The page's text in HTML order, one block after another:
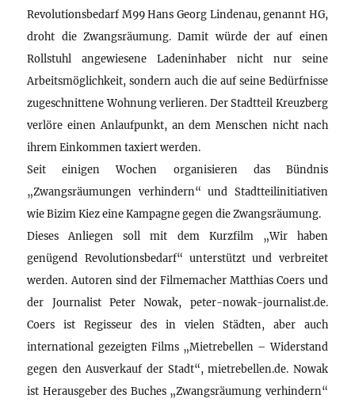
Revolutionsbedarf M99 Hans Georg Lindenau, genannt HG,
droht die Zwangsräumung. Damit würde der auf einen
Rollstuhl angewiesene Ladeninhaber nicht nur seine
Arbeitsmöglichkeit, sondern auch die auf seine Bedürfnisse
zugeschnittene Wohnung verlieren. Der Stadtteil Kreuzberg
verlöre einen Anlaufpunkt, an dem Menschen nicht nach
ihrem Einkommen taxiert werden.
Seit einigen Wochen organisieren das Bündnis
„Zwangsräumungen verhindern“ und Stadtteilinitiativen
wie Bizim Kiez eine Kampagne gegen die Zwangsräumung.
Dieses Anliegen soll mit dem Kurzfilm „Wir haben
genügend Revolutionsbedarf“ unterstützt und verbreitet
werden. Autoren sind der Filmemacher Matthias Coers und
der Journalist Peter Nowak, peter-nowak-journalist.de.
Coers ist Regisseur des in vielen Städten, aber auch
international gezeigten Films „Mietrebellen – Widerstand
gegen den Ausverkauf der Stadt“, mietrebellen.de. Nowak
ist Herausgeber des Buches „Zwangsräumung verhindern“